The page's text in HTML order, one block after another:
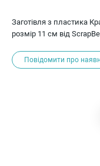
Заготівля з пластика
розмір 11 см від
Повідомити про